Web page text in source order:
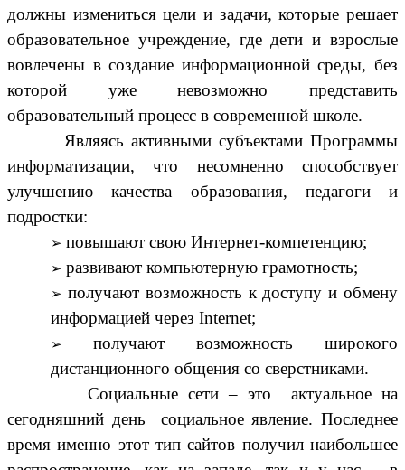
должны измениться цели и задачи, которые решает
образовательное учреждение, где дети и взрослые
вовлечены в создание информационной среды, без
которой уже невозможно представить
образовательный процесс в современной школе.
Являясь активными субъектами Программы
информатизации, что несомненно способствует
улучшению качества образования, педагоги и
подростки:
повышают свою Интернет-компетенцию;
развивают компьютерную грамотность;
получают возможность к доступу и обмену
информацией через Internet;
получают возможность широкого
дистанционного общения со сверстниками.
Социальные сети – это актуальное на
сегодняшний день социальное явление. Последнее
время именно этот тип сайтов получил наибольшее